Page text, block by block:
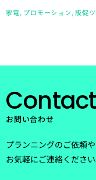
家電 プロモーション 販促
Contact
お問い合わせ
プランニングのご依頼
お気軽にご連絡ください